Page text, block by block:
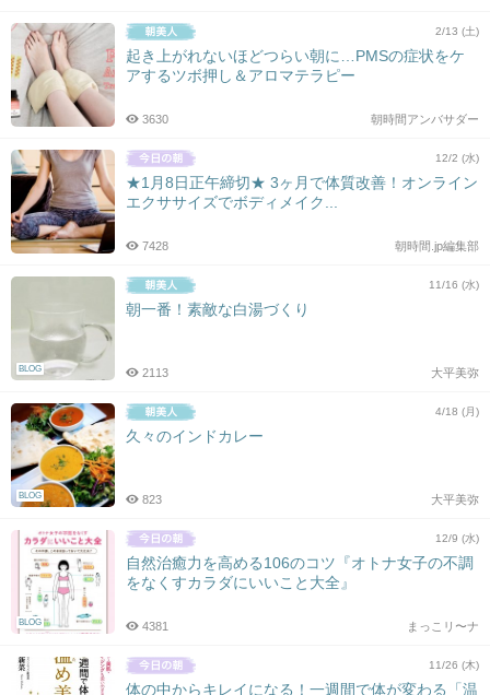
2/13 (土)
起き上がれないほどつらい朝に…PMSの症状をケ
アするツボ押し＆アロマテラピー
朝時間アンバサダー
3630
12/2 (水)
★1月8日正午締切★ 3ヶ月で体質改善！オンライン
エクササイズでボディメイク...
朝時間.jp編集部
7428
BLOG
11/16 (水)
朝一番！素敵な白湯づくり
大平美弥
2113
BLOG
4/18 (月)
久々のインドカレー
大平美弥
823
BLOG
12/9 (水)
自然治癒力を高める106のコツ『オトナ女子の不調
をなくすカラダにいいこと大全』
まっこリ〜ナ
4381
11/26 (木)
体の中からキレイになる！一週間で体が変わる「温